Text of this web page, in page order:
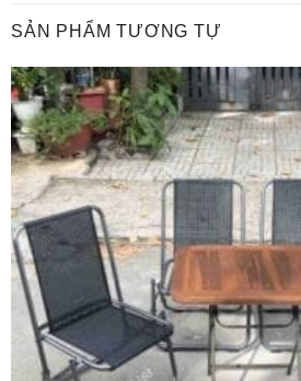
SẢN PHẨM TƯƠNG TỰ